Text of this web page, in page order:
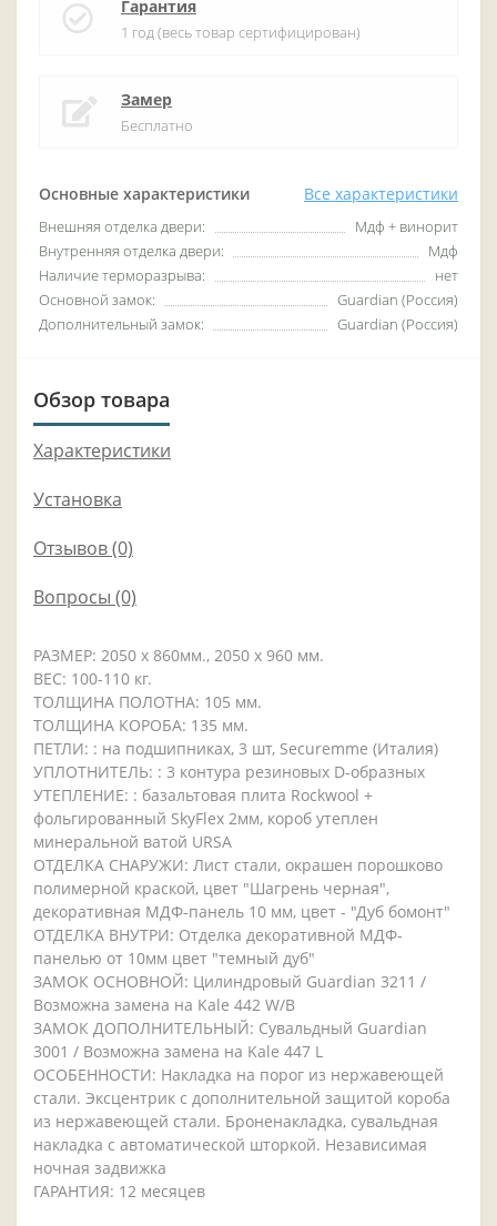
Основные характеристики Все характеристики
Внешняя отделка двери:
Мдф + винорит
Внутренняя отделка двери:
Мдф
Наличие терморазрыва:
нет
Основной замок:
Guardian (Россия)
Дополнительный замок:
Guardian (Россия)
Гарантия
1 год (весь товар сертифицирован)
Замер
Бесплатно
Обзор товара
Характеристики
Установка
Отзывов (0)
Вопросы (0)
РАЗМЕР: 2050 x 860мм., 2050 x 960 мм.
ВЕС: 100-110 кг.
ТОЛЩИНА ПОЛОТНА: 105 мм.
ТОЛЩИНА КОРОБА: 135 мм.
ПЕТЛИ: : на подшипниках, 3 шт, Securemme (Италия)
УПЛОТНИТЕЛЬ: : 3 контура резиновых D-образных
УТЕПЛЕНИЕ: : базальтовая плита Rockwool +
фольгированный SkyFlex 2мм, короб утеплен
минеральной ватой URSA
ОТДЕЛКА СНАРУЖИ: Лист стали, окрашен порошково
полимерной краской, цвет "Шагрень черная",
декоративная МДФ-панель 10 мм, цвет - "Дуб бомонт"
ОТДЕЛКА ВНУТРИ: Отделка декоративной МДФ-
панелью от 10мм цвет "темный дуб"
ЗАМОК ОСНОВНОЙ: Цилиндровый Guardian 3211 /
Возможна замена на Kale 442 W/B
ЗАМОК ДОПОЛНИТЕЛЬНЫЙ: Сувальдный Guardian
3001 / Возможна замена на Kale 447 L
ОСОБЕННОСТИ: Накладка на порог из нержавеющей
стали. Эксцентрик с дополнительной защитой короба
из нержавеющей стали. Броненакладка, сувальдная
накладка с автоматической шторкой. Независимая
ночная задвижка
ГАРАНТИЯ: 12 месяцев